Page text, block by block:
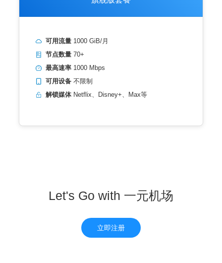
可用流量1000 GiB/月
节点数量70+
最高速率1000 Mbps
可用设备不限制
解锁媒体Netflix、Disney+、Max等
Let's Go with 一元机场
立即注册